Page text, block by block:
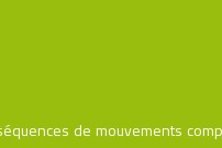
de mouvements